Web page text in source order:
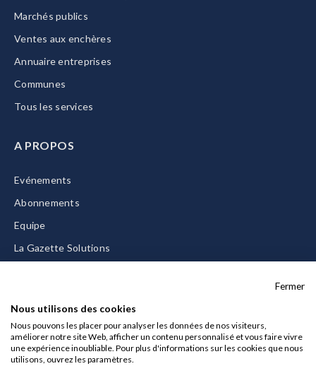
Marchés publics
Ventes aux enchères
Annuaire entreprises
Communes
Tous les services
A PROPOS
Evénements
Abonnements
Equipe
La Gazette Solutions
Mentions légales
CGU/CGV
Fermer
Nous utilisons des cookies
Nous pouvons les placer pour analyser les données de nos visiteurs,
améliorer notre site Web, afficher un contenu personnalisé et vous faire vivre
une expérience inoubliable. Pour plus d'informations sur les cookies que nous
utilisons, ouvrez les paramètres.